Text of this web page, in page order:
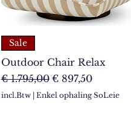
Sale
Outdoor Chair Relax
Normale prijs
€ 1.795,00 Verkoopprijs
€ 897,50
incl.Btw | Enkel ophaling SoLeie